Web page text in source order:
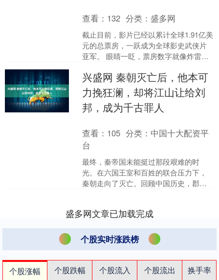
查看： 132 分类： 盛多网
截止目前，影片已经以累计全球1.91亿美
元的总票房，一跃成为全球影史武侠片
亚军。 眼睛一眨，票房数字就像炸雷。
度，创近二....
兴盛网 秦朝灭亡后，他本可
力挽狂澜，却将江山让给刘
邦，成为千古罪人
查看： 105 分类： 中国十大配资平
台
最终，秦帝国未能挺过那段艰难的时
光。在六国王室和百姓的联合压力下，
秦朝走向了灭亡。回顾中国历史，郡县
盛多网文章已加载完成
个股实时涨跌榜
个股涨幅 个股跌幅 个股流入 个股流出
换手率